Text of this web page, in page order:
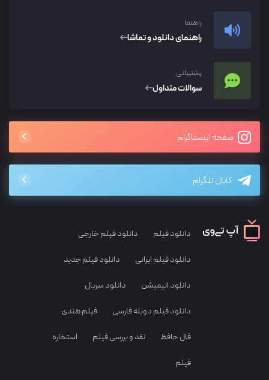
راهنما
راهنمای دانلود و تماشا
پشتیبانی
سوالات متداول
صفحه اینستاگرام
کانال تلگرام
دانلود فیلم دانلود فیلم خارجی
دانلود فیلم ایرانی دانلود فیلم جدید
دانلود انیمیشن دانلود سریال
دانلود فیلم دوبله فارسی فیلم هندی
فال حافظ نقد و بررسی فیلم استخاره
فیلم